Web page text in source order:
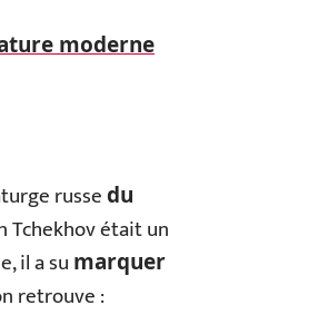
moderne
russedu
Tchekhov était un
il a su marquer
retrouve :